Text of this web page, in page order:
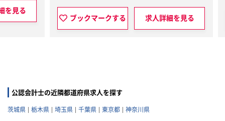
ブックマークする 求人詳細を見る
公認会計士の近隣都道府県求人を探す
茨城県 栃木県 埼玉県 千葉県 東京都 神奈川県